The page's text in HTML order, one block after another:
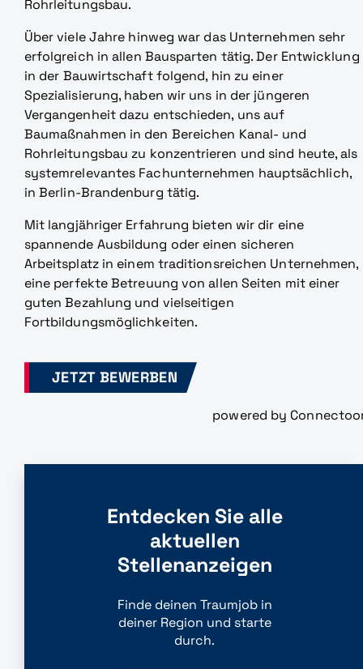
Rohrleitungsbau.
Über viele Jahre hinweg war das Unternehmen sehr
erfolgreich in allen Bausparten tätig. Der Entwicklung
in der Bauwirtschaft folgend, hin zu einer
Spezialisierung, haben wir uns in der jüngeren
Vergangenheit dazu entschieden, uns auf
Baumaßnahmen in den Bereichen Kanal- und
Rohrleitungsbau zu konzentrieren und sind heute, als
systemrelevantes Fachunternehmen hauptsächlich,
in Berlin-Brandenburg tätig.
Mit langjähriger Erfahrung bieten wir dir eine
spannende Ausbildung oder einen sicheren
Arbeitsplatz in einem traditionsreichen Unternehmen,
eine perfekte Betreuung von allen Seiten mit einer
guten Bezahlung und vielseitigen
Fortbildungsmöglichkeiten.
JETZT BEWERBEN
powered by
Entdecken Sie alle
aktuellen
Stellenanzeigen
Finde deinen Traumjob in
deiner Region und starte
durch.